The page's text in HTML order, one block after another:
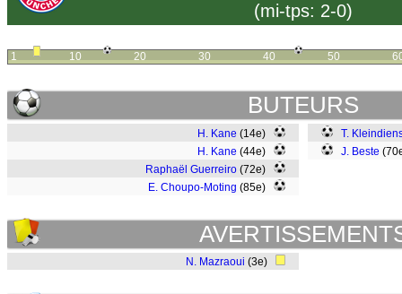
(mi-tps: 2-0)
1 10 20 30 40 50
BUTEURS
H. Kane (14e)
H. Kane (44e)
Raphaël Guerreiro (72e)
E. Choupo-Moting (85e)
T.
J. Beste
N. Mazraoui (3e)